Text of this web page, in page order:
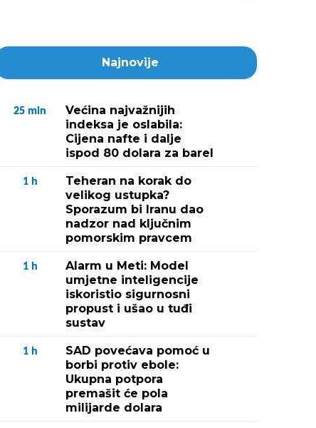
Najnovije
25 min
Većina najvažnijih
indeksa je oslabila:
Cijena nafte i dalje
ispod 80 dolara za barel
1 h
Teheran na korak do
velikog ustupka?
Sporazum bi Iranu dao
nadzor nad ključnim
pomorskim pravcem
1 h
Alarm u Meti: Model
umjetne inteligencije
iskoristio sigurnosni
propust i ušao u tuđi
sustav
1 h
SAD povećava pomoć u
borbi protiv ebole:
Ukupna potpora
premašit će pola
milijarde dolara